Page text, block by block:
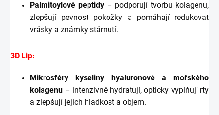
Palmitoylové peptidy– podporují tvorbu kolagenu,
zlepšují pevnost pokožky a pomáhají redukovat
vrásky a známky stárnutí.
3D Lip:
Mikrosféry kyseliny hyaluronové a mořského
kolagenu – intenzivně hydratují, opticky vyplňují rty
a zlepšují jejich hladkost a objem.